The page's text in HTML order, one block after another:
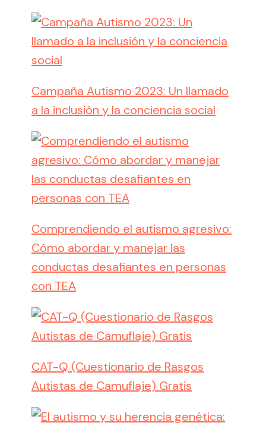
Campaña Autismo 2023: Un llamado
a la inclusión y la conciencia social
Comprendiendo el autismo agresivo:
Cómo abordar y manejar las
conductas desafiantes en personas
con TEA
CAT-Q (Cuestionario de Rasgos
Autistas de Camuflaje) Gratis